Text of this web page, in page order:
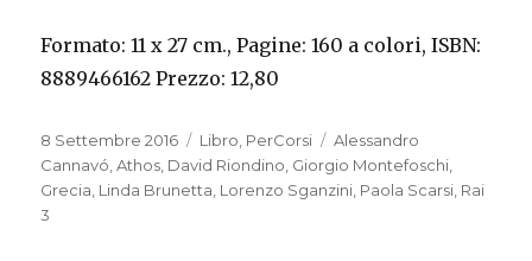
Formato: 11 x 27 cm., Pagine: 160 a colori, ISBN:
8889466162 Prezzo: 12,80
Pubblicato
il
8 Settembre 2016 Categorie
Libro PerCorsi Tag
Alessandro
Cannavó ,Athos David Riondino Giorgio Montefoschi
Grecia Linda Brunetta Lorenzo Sganzini Paola Scarsi Rai
3